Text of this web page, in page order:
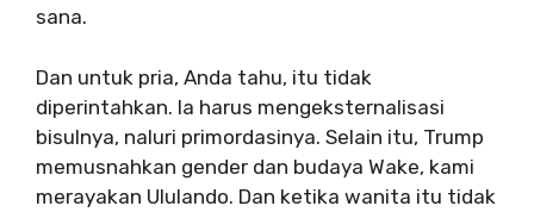
sana.
Dan untuk pria, Anda tahu, itu tidak
diperintahkan. Ia harus mengeksternalisasi
bisulnya, naluri primordasinya. Selain itu, Trump
memusnahkan gender dan budaya Wake, kami
merayakan Ululando. Dan ketika wanita itu tidak